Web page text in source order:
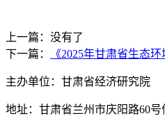
上一篇：没有了
下一篇：
《2025年甘肃省生态
主办单位：甘肃省经济研究院
地址：甘肃省兰州市庆阳路60号